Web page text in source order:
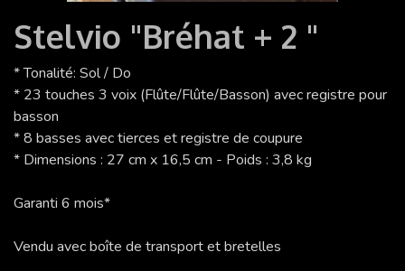
Stelvio "Bréhat + 2 "
* Tonalité: Sol / Do
* 23 touches 3 voix (Flûte/Flûte/Basson) avec registre pour
basson
* 8 basses avec tierces et registre de coupure
* Dimensions : 27 cm x 16,5 cm - Poids : 3,8 kg
Garanti 6 mois*
Vendu avec boîte de transport et bretelles